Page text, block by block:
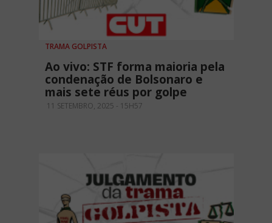
TRAMA GOLPISTA
Ao vivo: STF forma maioria pela
condenação de Bolsonaro e
mais sete réus por golpe
11 SETEMBRO, 2025 - 15H57